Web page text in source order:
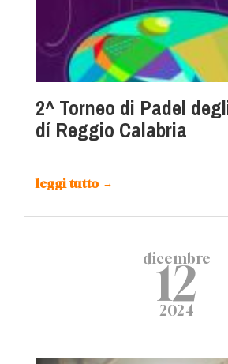
2^ Torneo di Padel
dí Reggio Calabria
leggi tutto →
dicembre
12
2024